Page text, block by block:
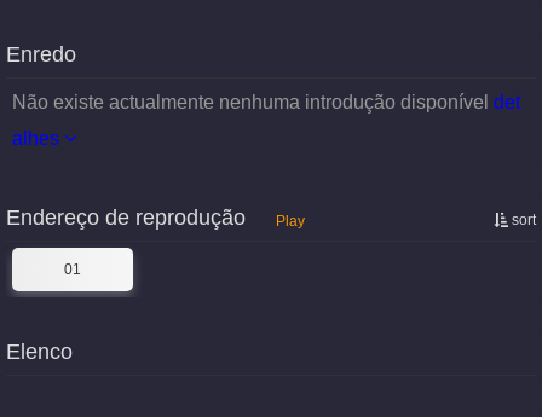
Enredo
Não existe actualmente nenhuma introdução disponível det
alhes
sort
Endereço de reprodução Play
01
Elenco